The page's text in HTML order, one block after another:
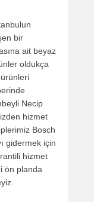
bir
ait beyaz
oldukça
ürünleri
Necip
hizmet
Bosch
gidermek için
hizmet
ön planda